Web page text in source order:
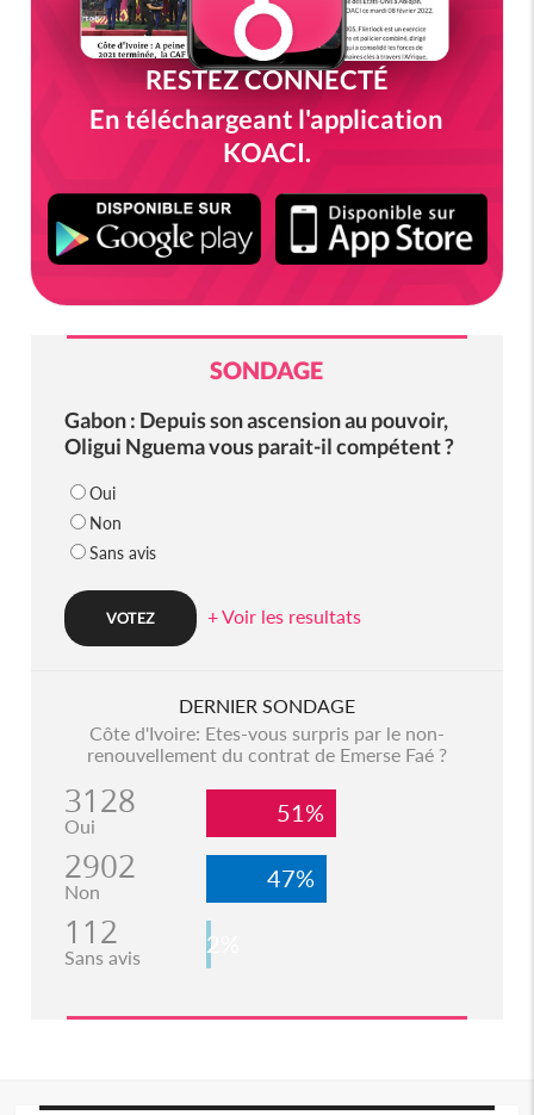
RESTEZ CONNECTÉ
En téléchargeant l'application
KOACI.
SONDAGE
Gabon : Depuis son ascension au pouvoir,
Oligui Nguema vous parait-il compétent ?
Oui
Non
Sans avis
+ Voir les resultats
DERNIER SONDAGE
Côte d'Ivoire: Etes-vous surpris par le non-
renouvellement du contrat de Emerse Faé ?
3128
Oui 51%
2902
Non 47%
112
Sans avis 2%